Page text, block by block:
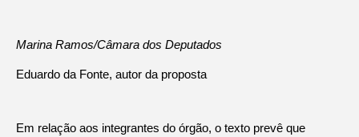
Marina Ramos/Câmara dos Deputados
Eduardo da Fonte, autor da proposta
Em relação aos integrantes do órgão, o texto prevê que